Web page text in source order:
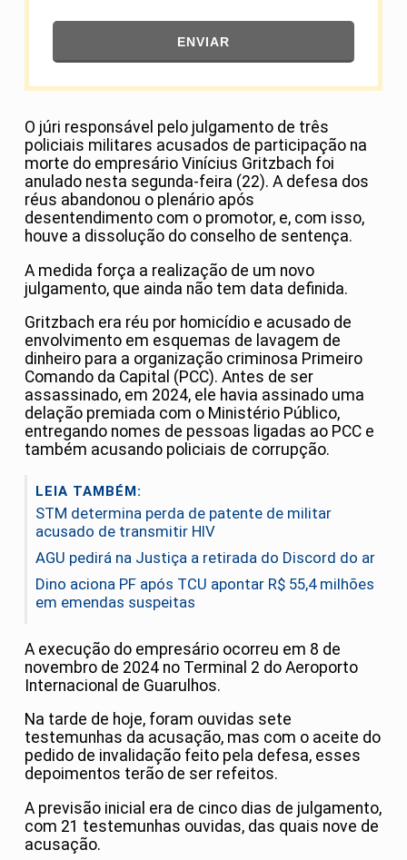
ENVIAR
O júri responsável pelo julgamento de três
policiais militares acusados de participação na
morte do empresário Vinícius Gritzbach foi
anulado nesta segunda-feira (22). A defesa dos
réus abandonou o plenário após
desentendimento com o promotor, e, com isso,
houve a dissolução do conselho de sentença.
A medida força a realização de um novo
julgamento, que ainda não tem data definida.
Gritzbach era réu por homicídio e acusado de
envolvimento em esquemas de lavagem de
dinheiro para a organização criminosa Primeiro
Comando da Capital (PCC). Antes de ser
assassinado, em 2024, ele havia assinado uma
delação premiada com o Ministério Público,
entregando nomes de pessoas ligadas ao PCC e
também acusando policiais de corrupção.
LEIA TAMBÉM:
STM determina perda de patente de militar
acusado de transmitir HIV
AGU pedirá na Justiça a retirada do Discord do ar
Dino aciona PF após TCU apontar R$ 55,4 milhões
em emendas suspeitas
A execução do empresário ocorreu em 8 de
novembro de 2024 no Terminal 2 do Aeroporto
Internacional de Guarulhos.
Na tarde de hoje, foram ouvidas sete
testemunhas da acusação, mas com o aceite do
pedido de invalidação feito pela defesa, esses
depoimentos terão de ser refeitos.
A previsão inicial era de cinco dias de julgamento,
com 21 testemunhas ouvidas, das quais nove de
acusação.